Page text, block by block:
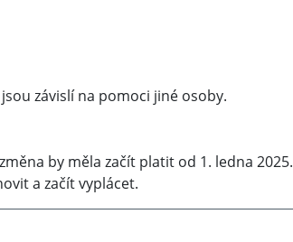
závislí na pomoci jiné osoby.
by měla začít platit od 1. ledna 2025.
a začít vyplácet.